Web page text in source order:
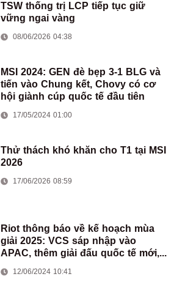
TSW thống trị LCP tiếp tục giữ
vững ngai vàng
08/06/2026 04:38
MSI 2024: GEN đè bẹp 3-1 BLG và
tiến vào Chung kết, Chovy có cơ
hội giành cúp quốc tế đầu tiên
17/05/2024 01:00
Thử thách khó khăn cho T1 tại MSI
2026
17/06/2026 08:59
Riot thông báo về kế hoạch mùa
giải 2025: VCS sáp nhập vào
APAC, thêm giải đấu quốc tế mới,...
12/06/2024 10:41